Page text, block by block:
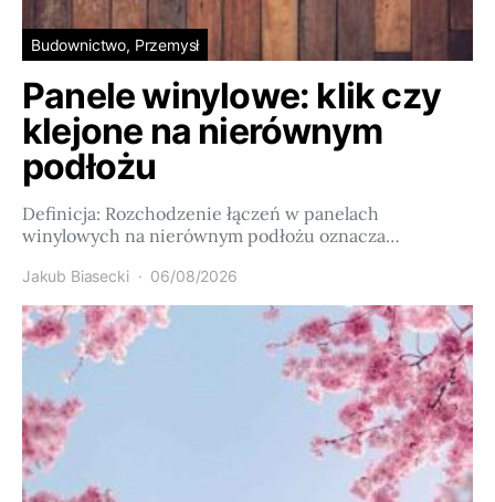
Budownictwo, Przemysł
Panele winylowe: klik czy
klejone na nierównym
podłożu
Definicja: Rozchodzenie łączeń w panelach
winylowych na nierównym podłożu oznacza…
Jakub Biasecki 06/08/2026